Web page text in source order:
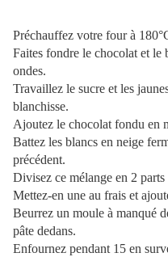
Préchauffez votre four à
Faites fondre le chocolat et le
ondes.
Travaillez le sucre et les
blanchisse.
Ajoutez le chocolat fondu en
Battez les blancs en neige
précédent.
Divisez ce mélange en 2 parts
Mettez-en une au frais et
Beurrez un moule à manqué
pâte dedans.
Enfournez pendant 15 en